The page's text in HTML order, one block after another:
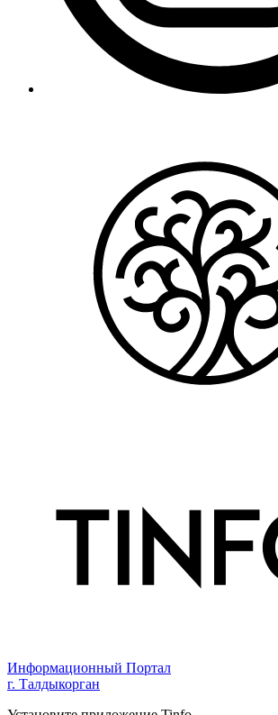
Информационный Портал
г. Талдыкорган